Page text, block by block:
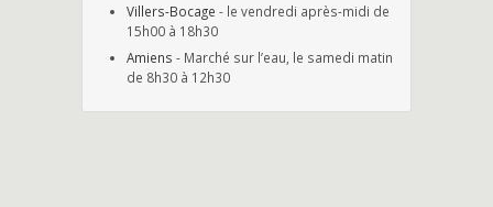
Villers-Bocage - le vendredi après-midi de
15h00 à 18h30
Amiens - Marché sur l’eau, le samedi matin
de 8h30 à 12h30